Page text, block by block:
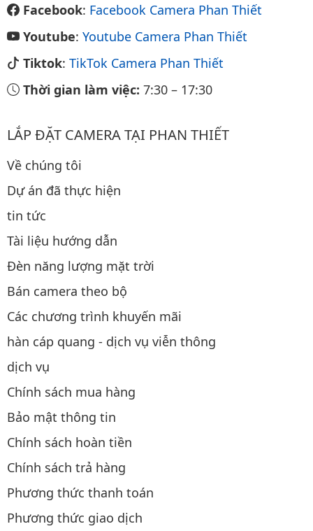
Facebook: Facebook Camera Phan Thiết
Youtube: Youtube Camera Phan Thiết
Tiktok: TikTok Camera Phan Thiết
Thời gian làm việc: 7:30 – 17:30
LẮP ĐẶT CAMERA TẠI PHAN THIẾT
Về chúng tôi
Dự án đã thực hiện
tin tức
Tài liệu hướng dẫn
Đèn năng lượng mặt trời
Bán camera theo bộ
Các chương trình khuyến mãi
hàn cáp quang - dịch vụ viễn thông
dịch vụ
Chính sách mua hàng
Bảo mật thông tin
Chính sách hoàn tiền
Chính sách trả hàng
Phương thức thanh toán
Phương thức giao dịch